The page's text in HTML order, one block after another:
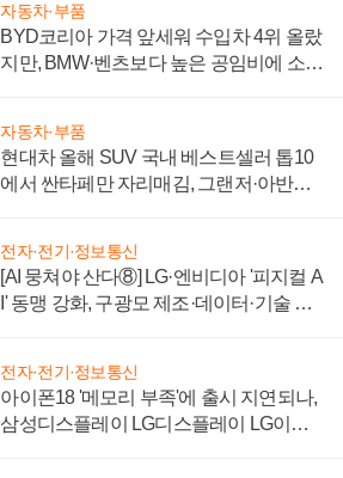
자동차·부품
BYD코리아 가격 앞세워 수입차 4위 올랐
지만, BMW·벤츠보다 높은 공임비에 소비
자동차·부품
현대차 올해 SUV 국내 베스트셀러 톱10
에서 싼타페만 자리매김, 그랜저·아반떼
전자·전기·정보통신
[AI 뭉쳐야 산다⑧] LG·엔비디아 '피지컬 A
I' 동맹 강화, 구광모 제조·데이터·기술 결
전자·전기·정보통신
아이폰18 '메모리 부족'에 출시 지연되나,
삼성디스플레이 LG디스플레이 LG이노